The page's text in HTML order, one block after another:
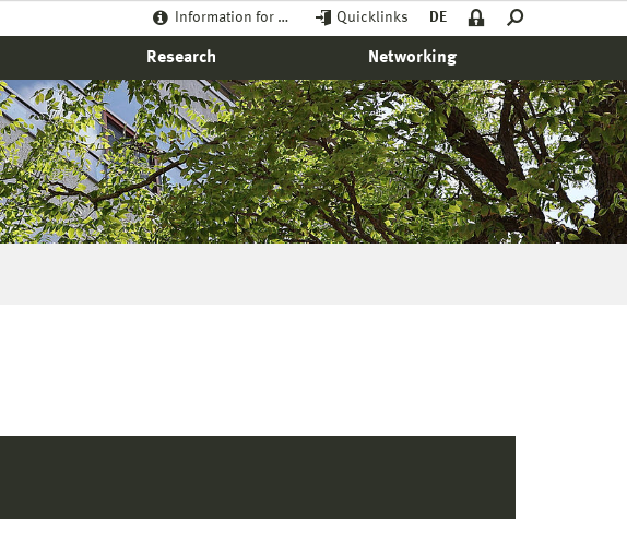
Information for … Quicklinks DE
Research Networking